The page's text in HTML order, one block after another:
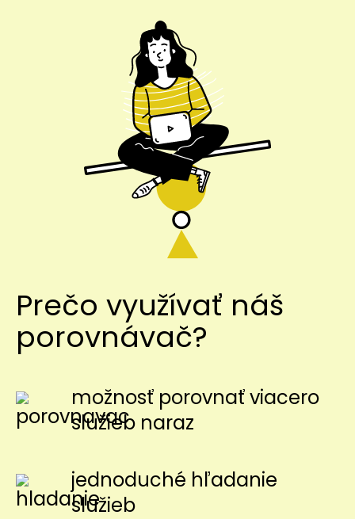
Prečo využívať náš
porovnávač?
možnosť porovnať viacero
služieb naraz
jednoduché hľadanie
služieb